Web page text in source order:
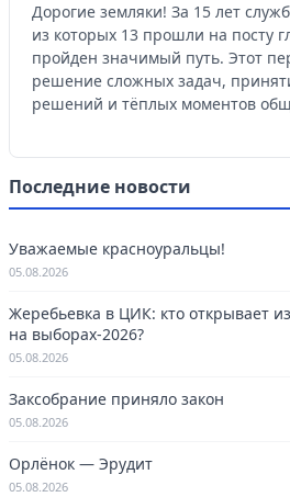
Дорогие земляки! За 15 лет
из которых 13 прошли на посту
пройден значимый путь. Этот
решение сложных задач,
решений и тёплых моментов
Последние новости
Уважаемые красноуральцы!
05.08.2026
Жеребьевка в ЦИК: кто открывает
на выборах-2026?
05.08.2026
Заксобрание приняло закон
05.08.2026
Орлёнок — Эрудит
05.08.2026